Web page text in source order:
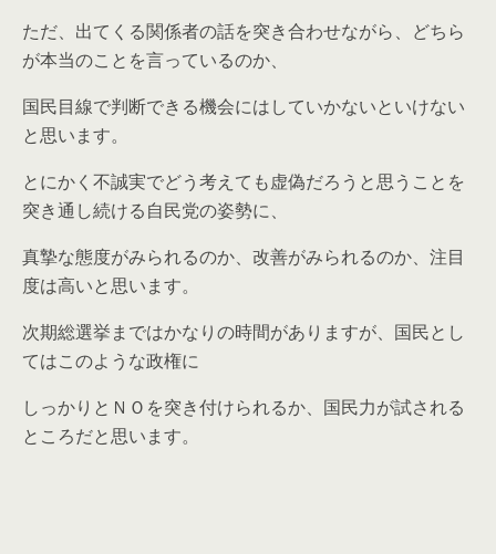
ただ、出てくる関係者の話を突き合わせながら、どちら
が本当のことを言っているのか、
国民目線で判断できる機会にはしていかないといけない
と思います。
とにかく不誠実でどう考えても虚偽だろうと思うことを
突き通し続ける自民党の姿勢に、
真摯な態度がみられるのか、改善がみられるのか、注目
度は高いと思います。
次期総選挙まではかなりの時間がありますが、国民とし
てはこのような政権に
しっかりとＮＯを突き付けられるか、国民力が試される
ところだと思います。